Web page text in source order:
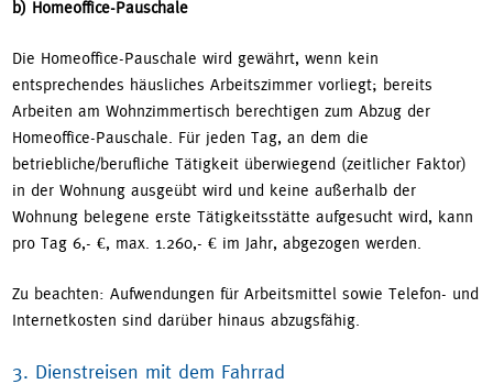
b) Homeoffice-Pauschale
Die Homeoffice-Pauschale wird gewährt, wenn kein
entsprechendes häusliches Arbeitszimmer vorliegt; bereits
Arbeiten am Wohnzimmertisch berechtigen zum Abzug der
Homeoffice-Pauschale. Für jeden Tag, an dem die
betriebliche/berufliche Tätigkeit überwiegend (zeitlicher Faktor)
in der Wohnung ausgeübt wird und keine außerhalb der
Wohnung belegene erste Tätigkeitsstätte aufgesucht wird, kann
pro Tag 6,- €, max. 1.260,- € im Jahr, abgezogen werden.
Zu beachten: Aufwendungen für Arbeitsmittel sowie Telefon- und
Internetkosten sind darüber hinaus abzugsfähig.
3. Dienstreisen mit dem Fahrrad